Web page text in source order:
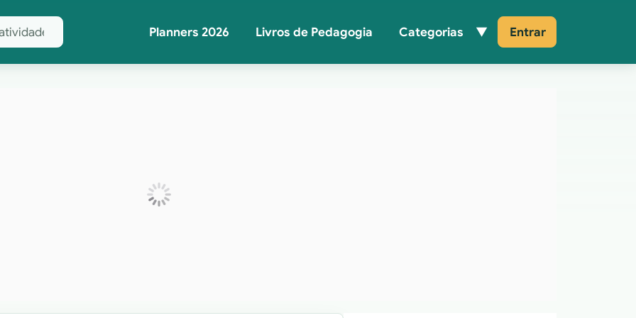
Planners 2026
Livros de Pedagogia Categorias Entrar